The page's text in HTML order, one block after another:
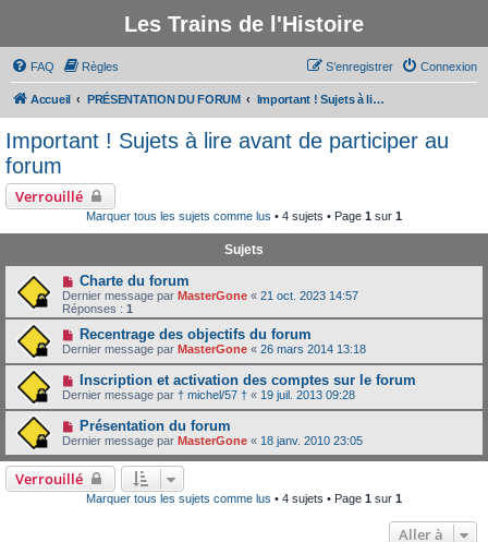
Les Trains de l'Histoire
FAQ Règles Connexion
S’enregistrer
Accueil PRÉSENTATION DU FORUM Important ! Sujets à lire avant de participer au forum
Important ! Sujets à lire avant de participer au
forum
Verrouillé
Marquer tous les sujets comme lus • 4 sujets • Page 1 sur 1
Sujets
Charte du forum
Dernier message par MasterGone « 21 oct. 2023 14:57
Réponses : 1
Recentrage des objectifs du forum
Dernier message par MasterGone « 26 mars 2014 13:18
Inscription et activation des comptes sur le forum
Dernier message par † michel/57 † « 19 juil. 2013 09:28
Présentation du forum
Dernier message par MasterGone « 18 janv. 2010 23:05
Verrouillé
Marquer tous les sujets comme lus • 4 sujets • Page 1 sur 1
Aller à